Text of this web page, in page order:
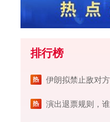
排行榜
伊朗拟禁止敌对方通行霍
演出退票规则，